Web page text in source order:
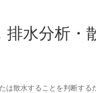
排水分析・
は散水することを判断する